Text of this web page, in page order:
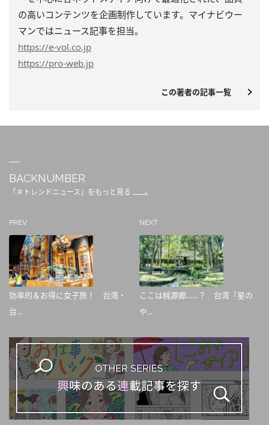
の高いコンテンツを企画制作しています。マイナビウー
マンではニュース記事を担当。
https://e-vol.co.jp
https://pro-web.jp
この著者の記事一覧
BACKNUMBER
「＃トレンドニュース」をもっと見る
PREV
効率的＆お得に女子旅！ 台湾・
台...
NEXT
ここは桃源郷……？ 台湾「星の
や...